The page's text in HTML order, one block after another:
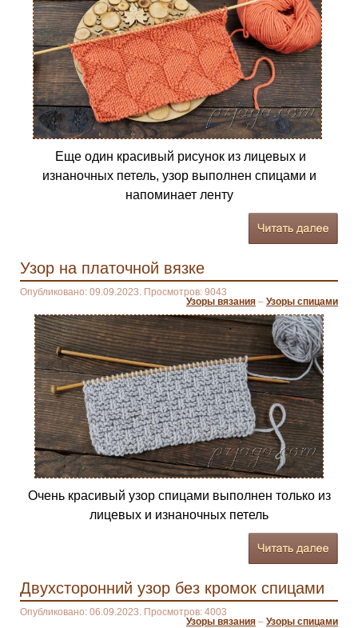
Еще один красивый рисунок из лицевых и
изнаночных петель, узор выполнен спицами и
напоминает ленту
Узор на платочной вязке
Опубликовано: 09.09.2023. Просмотров: 9043
Узоры вязания – Узоры спицами
Очень красивый узор спицами выполнен только из
лицевых и изнаночных петель
Двухсторонний узор без кромок спицами
Опубликовано: 06.09.2023. Просмотров: 4003
Узоры вязания – Узоры спицами